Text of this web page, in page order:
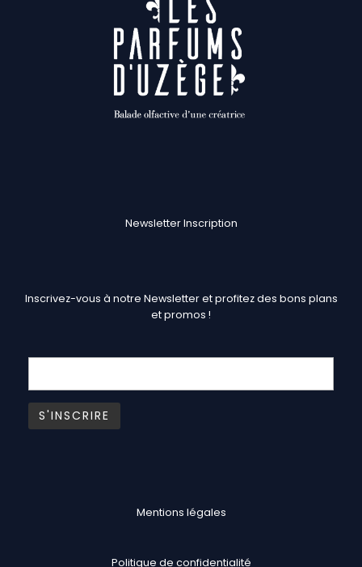
Newsletter Inscription
Inscrivez-vous à notre Newsletter et profitez des bons plans
et promos !
Mentions légales
Politique de confidentialité